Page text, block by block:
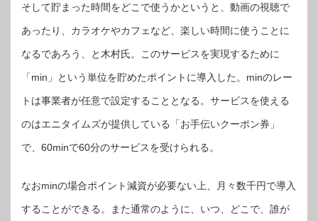
そして貯まった時間をどこで使うかというと、動画の視聴で
あったり、カラオケやカフェなど、楽しい時間に使うことに
なるであろう、と木村氏。このサービスを実現するために
「min」という単位を貯めたポイントに導入した。minのレー
トは事業者が任意で設定することとなる。サービスを使える
のはエニタイムズが提供している「お手伝いクーポン券」
で、60minで60分のサービスを受けられる。
なおminの場合ポイント減資が必要ない上、月々数千円で導入
することができる。また通常のように、いつ、どこで、誰が